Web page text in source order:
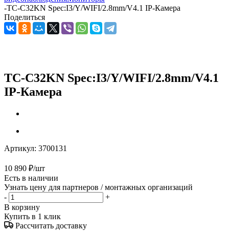
-TC-C32KN Spec:I3/Y/WIFI/2.8mm/V4.1 IP-Камера
Поделиться
TC-C32KN Spec:I3/Y/WIFI/2.8mm/V4.1
IP-Камера
Артикул: 3700131
10 890 ₽/шт
Есть в наличии
Узнать цену для партнеров / монтажных организаций
-
+
В корзину
Купить в 1 клик
Рассчитать доставку